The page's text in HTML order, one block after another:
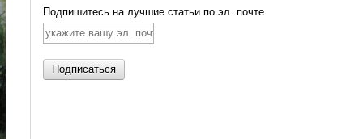
Подпишитесь на лучшие статьи по эл. почте